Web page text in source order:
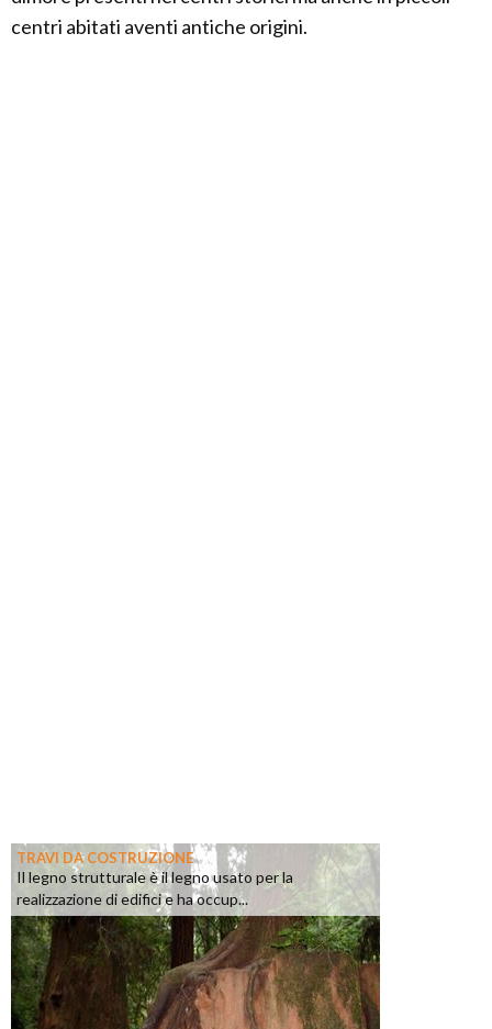
centri abitati aventi antiche origini.
TRAVI DA COSTRUZIONE
Il legno strutturale è il legno usato per la
realizzazione di edifici e ha occup...